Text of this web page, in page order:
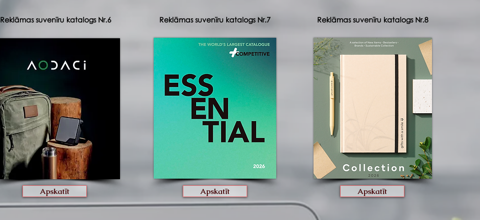
Reklāmas suvenīru katalogs Nr.6
Apskatīt
Reklāmas suvenīru katalogs Nr.7
Apskatīt
Reklāmas suvenīru katalogs Nr.8
Apskatīt